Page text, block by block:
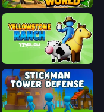
Dino World
Yellowstone Ranch